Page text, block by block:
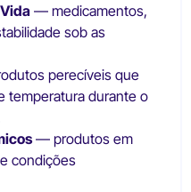
— medicamentos,
sob as
perecíveis que
temperatura durante o
— produtos em
condições